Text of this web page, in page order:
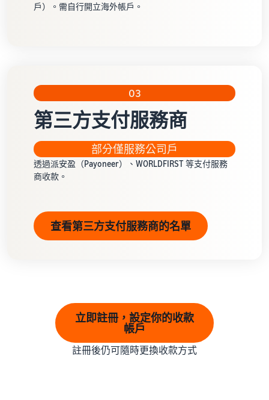
戶）。需自行開立海外帳戶。
03
第三方支付服務商
部分僅服務公司戶
透過派安盈（Payoneer）、WORLDFIRST 等支付服務
商收款。
查看第三方支付服務商的名單
立即註冊，設定你的收款
帳戶
註冊後仍可隨時更換收款方式